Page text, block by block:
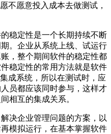
不愿意投入成本去做测试，
稳定性是一个长期持续不断
。企业从系统上线、试运行
，整个期间软件的稳定性都
稳定性的常用方法就是软件
成系统，所以在测试时，应
员都应该同时参与，这样才
相互的集成关系。
决企业管理问题的方案，以
模拟运行，在基本掌握软件